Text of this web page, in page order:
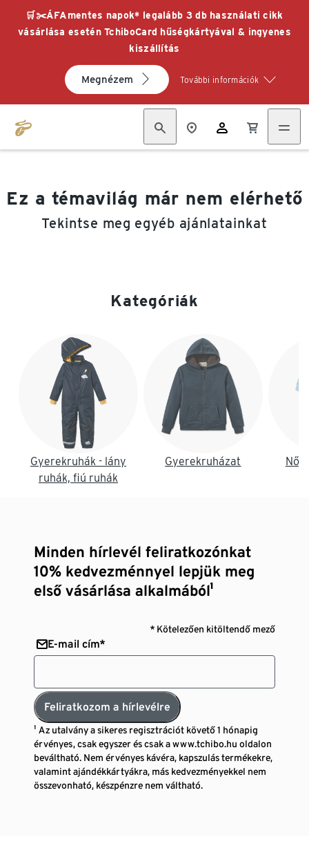
🛒✂️ÁFAmentes napok* legalább 3 db használati cikk
vásárlása esetén TchiboCard hűségkártyával & ingyenes
kiszállítás
Megnézem További információk
Ez a témavilág már nem elérhető
Tekintse meg egyéb ajánlatainkat
Kategóriák
Gyerekruhák - lány
ruhák, fiú ruhák
Gyerekruházat Női
Minden hírlevél feliratkozónkat
10% kedvezménnyel lepjük meg
első vásárlása alkalmából¹
* Kötelezően kitöltendő mező
E-mail cím*
Feliratkozom a hírlevélre
¹ Az utalvány a sikeres regisztrációt követő 1 hónapig
érvényes, csak egyszer és csak a www.tchibo.hu oldalon
beváltható. Nem érvényes kávéra, kapszulás termékekre,
valamint ajándékkártyákra, más kedvezményekkel nem
összevonható, készpénzre nem váltható.